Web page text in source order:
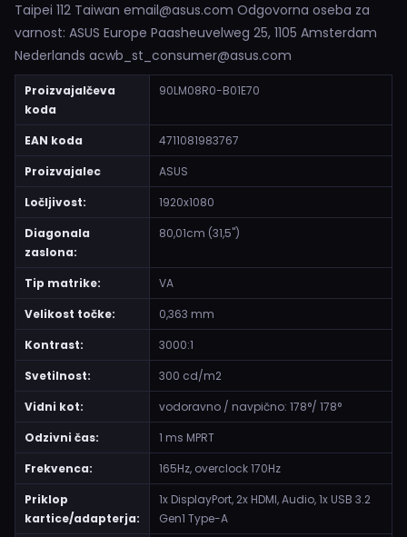
Taipei 112 Taiwan email@asus.com Odgovorna oseba za
varnost: ASUS Europe Paasheuvelweg 25, 1105 Amsterdam
Nederlands acwb_st_consumer@asus.com
Proizvajalčeva
koda
90LM08R0-B01E70
EAN koda
4711081983767
Proizvajalec
ASUS
Ločljivost:
1920x1080
Diagonala
zaslona:
80,01cm (31,5")
Tip matrike:
VA
Velikost točke:
0,363 mm
Kontrast:
3000:1
Svetilnost:
300 cd/m2
Vidni kot:
vodoravno / navpično: 178°/ 178°
Odzivni čas:
1 ms MPRT
Frekvenca:
165Hz, overclock 170Hz
Priklop
kartice/adapterja:
1x DisplayPort, 2x HDMI, Audio, 1x USB 3.2
Gen1 Type-A